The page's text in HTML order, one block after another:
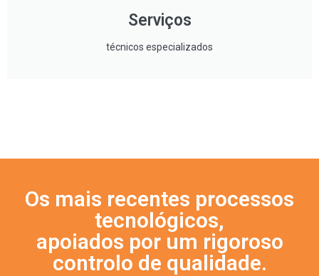
Serviços
técnicos especializados
Os mais recentes processos
tecnológicos,
apoiados por um rigoroso
controlo de qualidade.